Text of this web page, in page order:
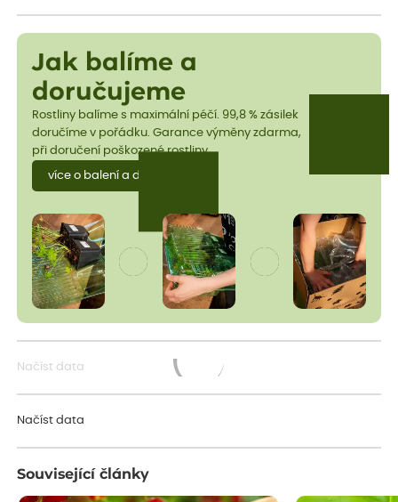
Jak balíme a
doručujeme
Rostliny balíme s maximální péčí. 99,8 % zásilek
doručíme v pořádku. Garance výměny zdarma,
při doručení poškozené rostliny.
více o balení a dopravě
Načíst data
Načíst data
Související články